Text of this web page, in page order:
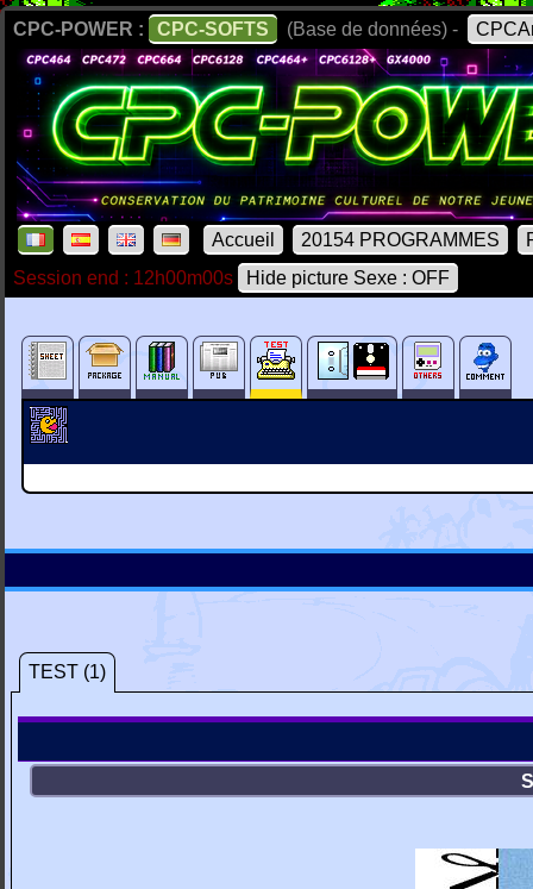
CPC-POWER : CPC-SOFTS (Base de données) -
Accueil 20154 PROGRAMMES
Session end : 12h00m00s
Hide picture Sexe : OFF
TEST (1)